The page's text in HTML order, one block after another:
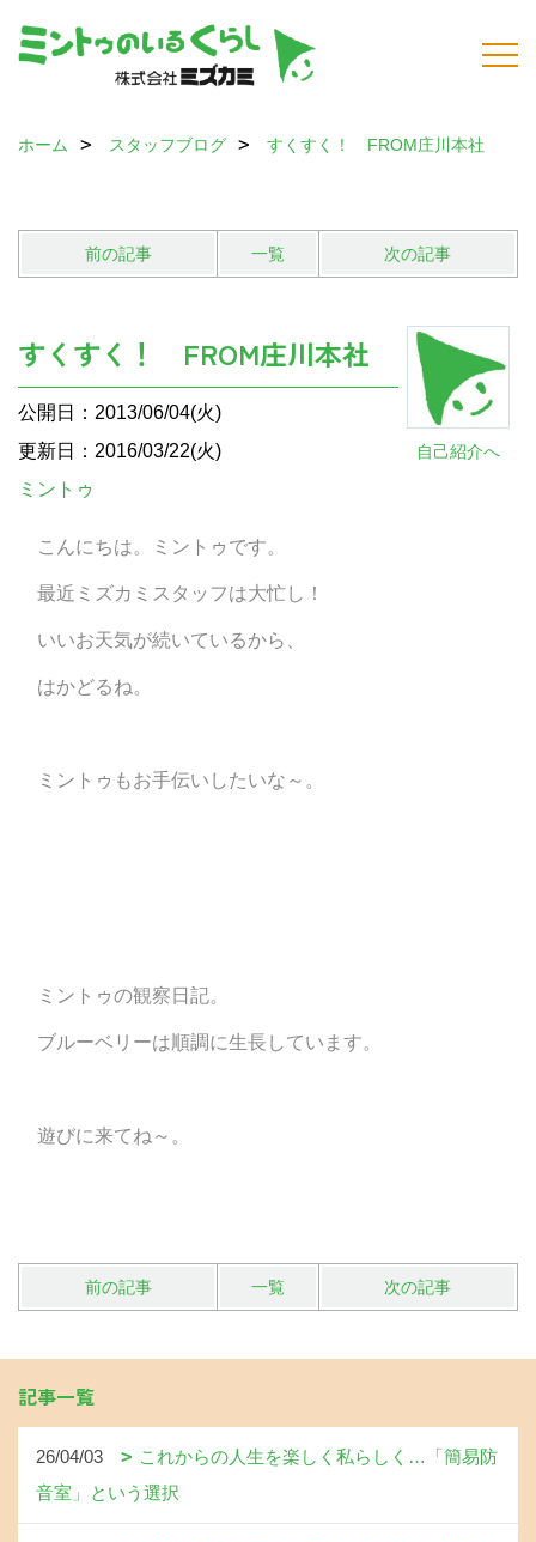
ホーム スタッフブログ すくすく！ FROM庄川本社
前の記事 一覧 次の記事
自己紹介へ
すくすく！ FROM庄川本社
公開日：2013/06/04(火)
更新日：2016/03/22(火)
ミントゥ
こんにちは。ミントゥです。
最近ミズカミスタッフは大忙し！
いいお天気が続いているから、
はかどるね。
ミントゥもお手伝いしたいな～。
ミントゥの観察日記。
ブルーベリーは順調に生長しています。
遊びに来てね～。
前の記事 一覧 次の記事
記事一覧
26/04/03
これからの人生を楽しく私らしく…「簡易防
音室」という選択